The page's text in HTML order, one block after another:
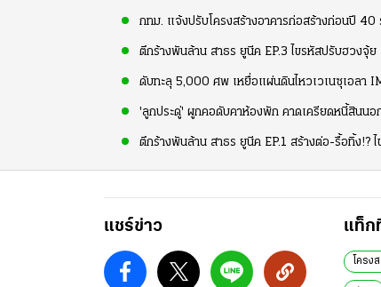
กทม. แจ้งปรับโครงสร้างอาคารก่อสร้างก่อนปี
ตึกร้างพันล้าน สาธร ยูนีค EP.3 ไขรหัสปรับฮวงจุ้
ดับทะลุ 5,000 ศพ เหยื่อแผ่นดินไหวเวเนซุเอลา
'ลูกประดู่' ผูกคอดับคาห้องพัก คาดเครียดหนี้สินนอ
ตึกร้างพันล้าน สาธร ยูนีค EP.1 สร้างต่อ-รื้อทิ้ง!?
แชร์ข่าว แท็ก
โครง